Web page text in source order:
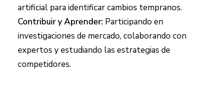
artificial para identificar cambios tempranos.
Contribuir y Aprender: Participando en
investigaciones de mercado, colaborando con
expertos y estudiando las estrategias de
competidores.